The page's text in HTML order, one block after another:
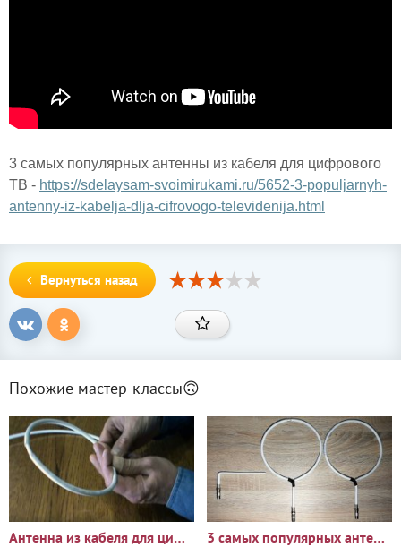
3 самых популярных антенны из кабеля для цифрового
ТВ - https://sdelaysam-svoimirukami.ru/5652-3-populjarnyh-
antenny-iz-kabelja-dlja-cifrovogo-televidenija.html
Вернуться назад
Похожие мастер-классы🙃
Антенна из кабеля для цифрового ТВ за 5 минут 3 самых популярных антенны из кабеля для цифрового ТВ. Какую